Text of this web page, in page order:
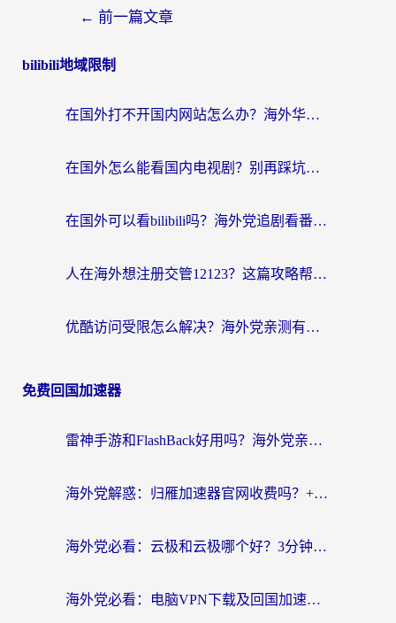
← 前一篇文章
bilibili地域限制
在国外打不开国内网站怎么办？海外华人亲测的回国加速器选择指南
在国外怎么能看国内电视剧？别再踩坑！这篇给你真实解决方案
在国外可以看bilibili吗？海外党追剧看番的终极解决方案来了
人在海外想注册交管12123？这篇攻略帮你搞定（附回国加速神器）
优酷访问受限怎么解决？海外党亲测有效的回国加速方案
免费回国加速器
雷神手游和FlashBack好用吗？海外党亲测指南，避开破解版坑轻松访问国内资源
海外党解惑：归雁加速器官网收费吗？+3个回国加速问题的真实答案
海外党必看：云极和云极哪个好？3分钟选对回国加速器，无缝访问国内资源
海外党必看：电脑VPN下载及回国加速器选择指南——无缝访问国内资源不再难